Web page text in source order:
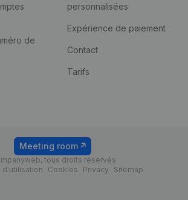
de
personnalisées
Expérience de paiement
Contact
Tarifs
tous droits réservés.
d'utilisation
Cookies Privacy Sitemap
Meeting room